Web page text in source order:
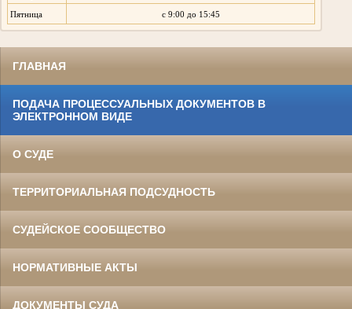
Пятница с 9:00 до 15:45
ГЛАВНАЯ
ПОДАЧА ПРОЦЕССУАЛЬНЫХ ДОКУМЕНТОВ В
ЭЛЕКТРОННОМ ВИДЕ
О СУДЕ
ТЕРРИТОРИАЛЬНАЯ ПОДСУДНОСТЬ
СУДЕЙСКОЕ СООБЩЕСТВО
НОРМАТИВНЫЕ АКТЫ
ДОКУМЕНТЫ СУДА